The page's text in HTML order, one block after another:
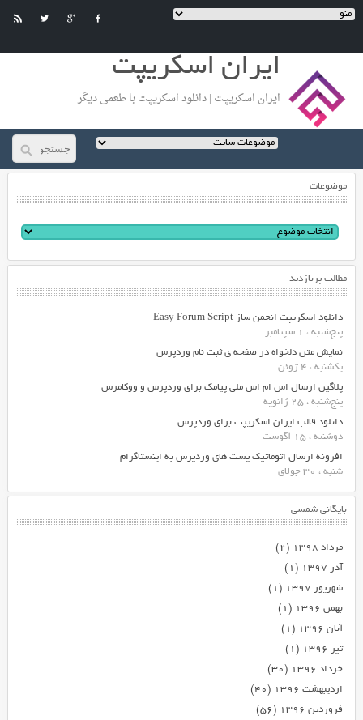
ایران اسکریپت
ایران اسکریپت | دانلود اسکریپت با طعمی دیگر
موضوعات
مطالب پربازدید
دانلود اسکریپت انجمن ساز Easy Forum Script
پنج‌شنبه ، 1 سپتامبر
نمایش متن دلخواه در صفحه ی ثبت نام وردپرس
یکشنبه ، 4 ژوئن
پلاگین ارسال اس ام اس ملی پیامک برای وردپرس و ووکامرس
پنج‌شنبه ، 25 ژانویه
دانلود قالب ایران اسکریپت برای وردپرس
دوشنبه ، 15 آگوست
افزونه ارسال اتوماتیک پست های وردپرس به اینستاگرام
شنبه ، 30 جولای
بایگانی شمسی
مرداد ۱۳۹۸
(۲)
آذر ۱۳۹۷
(۱)
شهریور ۱۳۹۷
(۱)
بهمن ۱۳۹۶
(۱)
آبان ۱۳۹۶
(۱)
تیر ۱۳۹۶
(۱)
خرداد ۱۳۹۶
(۳۰)
اردیبهشت ۱۳۹۶
(۴۰)
فروردین ۱۳۹۶
(۵۶)